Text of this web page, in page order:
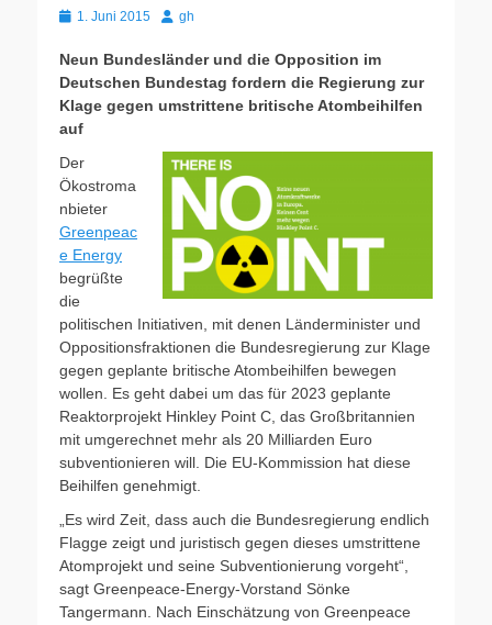
Veröffentlicht
1. Juni 2015 Autor
gh
Neun Bundesländer und die Opposition im
Deutschen Bundestag fordern die Regierung zur
Klage gegen umstrittene britische Atombeihilfen
auf
Der
Ökostroma
nbieter
Greenpeac
e Energy
begrüßte
die
politischen Initiativen, mit denen Länderminister und
Oppositionsfraktionen die Bundesregierung zur Klage
gegen geplante britische Atombeihilfen bewegen
wollen. Es geht dabei um das für 2023 geplante
Reaktorprojekt Hinkley Point C, das Großbritannien
mit umgerechnet mehr als 20 Milliarden Euro
subventionieren will. Die EU-Kommission hat diese
Beihilfen genehmigt.
„Es wird Zeit, dass auch die Bundesregierung endlich
Flagge zeigt und juristisch gegen dieses umstrittene
Atomprojekt und seine Subventionierung vorgeht“,
sagt Greenpeace-Energy-Vorstand Sönke
Tangermann. Nach Einschätzung von Greenpeace